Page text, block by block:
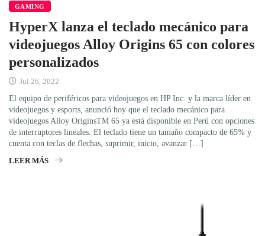
GAMING
HyperX lanza el teclado mecánico para
videojuegos Alloy Origins 65 con colores
personalizados
Jul 26, 2022
El equipo de periféricos para videojuegos en HP Inc. y la marca líder en
videojuegos y esports, anunció hoy que el teclado mecánico para
videojuegos Alloy OriginsTM 65 ya está disponible en Perú con opciones
de interruptores lineales. El teclado tiene un tamaño compacto de 65% y
cuenta con teclas de flechas, suprimir, inicio, avanzar […]
LEER MÁS